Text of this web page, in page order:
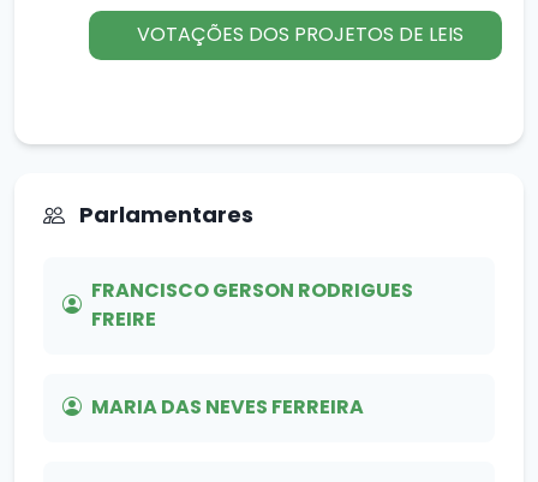
VOTAÇÕES DOS PROJETOS DE LEIS
Parlamentares
FRANCISCO GERSON RODRIGUES
FREIRE
MARIA DAS NEVES FERREIRA